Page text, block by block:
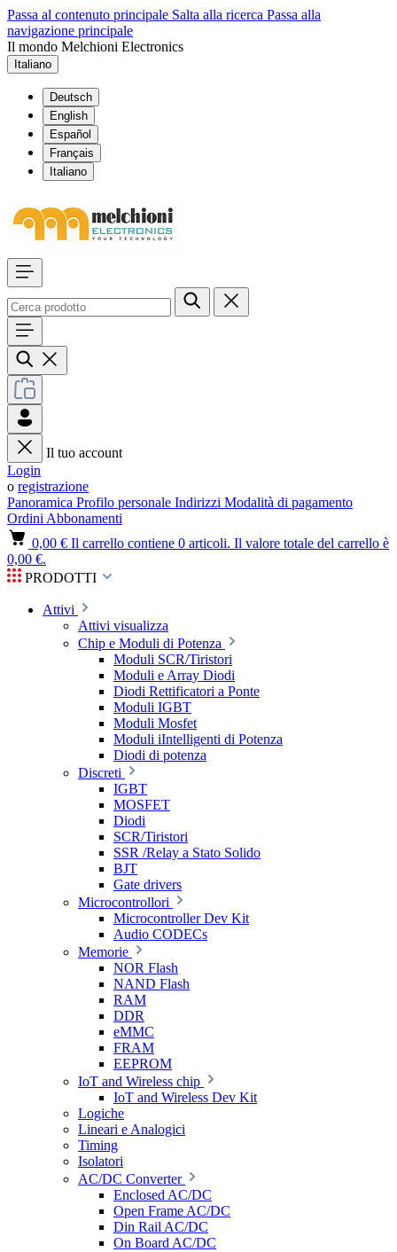
Passa al contenuto principale Salta alla ricerca Passa alla
navigazione principale
Il mondo Melchioni Electronics
Italiano
Deutsch
English
Español
Français
Italiano
Il tuo account
Login
o registrazione
Panoramica Profilo personale Indirizzi Modalità di pagamento
Ordini Abbonamenti
0,00 € Il carrello contiene 0 articoli. Il valore totale del carrello è
0,00 €.
PRODOTTI
Attivi
Attivi visualizza
Chip e Moduli di Potenza
Moduli SCR/Tiristori
Moduli e Array Diodi
Diodi Rettificatori a Ponte
Moduli IGBT
Moduli Mosfet
Moduli iIntelligenti di Potenza
Diodi di potenza
Discreti
IGBT
MOSFET
Diodi
SCR/Tiristori
SSR /Relay a Stato Solido
BJT
Gate drivers
Microcontrollori
Microcontroller Dev Kit
Audio CODECs
Memorie
NOR Flash
NAND Flash
RAM
DDR
eMMC
FRAM
EEPROM
IoT and Wireless chip
IoT and Wireless Dev Kit
Logiche
Lineari e Analogici
Timing
Isolatori
AC/DC Converter
Enclosed AC/DC
Open Frame AC/DC
Din Rail AC/DC
On Board AC/DC